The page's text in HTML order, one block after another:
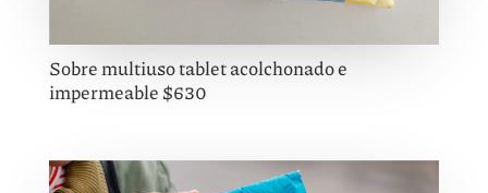
Sobre multiuso tablet acolchonado e
impermeable $630